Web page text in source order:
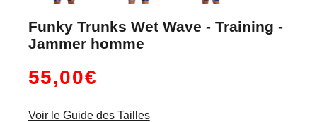
Funky Trunks Wet Wave - Training -
Jammer homme
55,00€
Voir le Guide des Tailles